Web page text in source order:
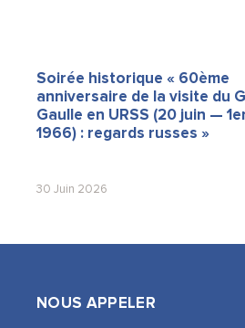
Soirée historique « 60ème
anniversaire de la visite du
Gaulle en URSS (20 juin —
1966) : regards russes »
30 Juin 2026
NOUS APPELER